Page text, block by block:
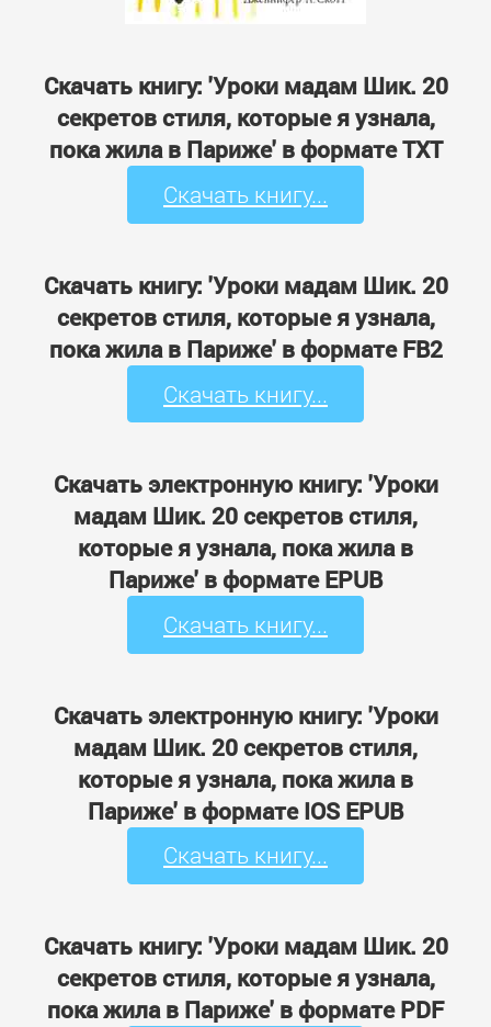
Скачать книгу: 'Уроки мадам Шик. 20
секретов стиля, которые я узнала,
пока жила в Париже' в формате TXT
Скачать книгу...
Скачать книгу: 'Уроки мадам Шик. 20
секретов стиля, которые я узнала,
пока жила в Париже' в формате FB2
Скачать книгу...
Скачать электронную книгу: 'Уроки
мадам Шик. 20 секретов стиля,
которые я узнала, пока жила в
Париже' в формате EPUB
Скачать книгу...
Скачать электронную книгу: 'Уроки
мадам Шик. 20 секретов стиля,
которые я узнала, пока жила в
Париже' в формате IOS EPUB
Скачать книгу...
Скачать книгу: 'Уроки мадам Шик. 20
секретов стиля, которые я узнала,
пока жила в Париже' в формате PDF